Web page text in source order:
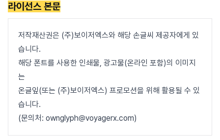
라이선스 본문
저작재산권은 (주)보이저엑스와 해당 손글씨 제공자에게 있
습니다.
해당 폰트를 사용한 인쇄물, 광고물(온라인 포함)의 이미지
는
온글잎(또는 (주)보이저엑스) 프로모션을 위해 활용될 수 있
습니다.
(문의처: ownglyph@voyagerx.com)